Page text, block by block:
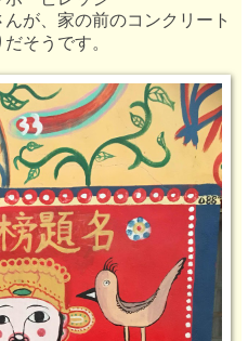
が、家の前のコンクリート
そうです。